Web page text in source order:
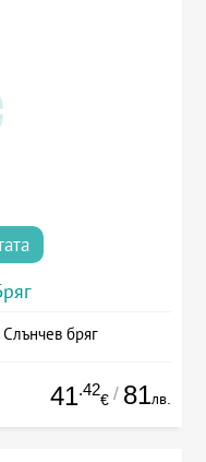
бряг
41.42
€ / 81лв.